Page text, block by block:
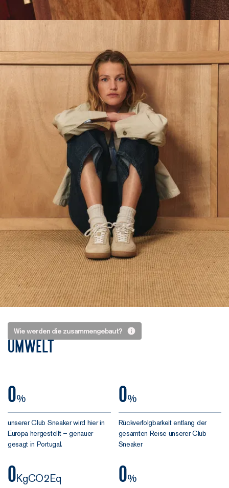
Die Club Sneaker
ersten Tragen an
gut an – und bieten
Wie werden die zusammengebaut?
Das nennt
sich
hält
Die meisten Sneaker,
die auseinanderfallen,
tun das aus einem
Sohle ist nur auf das
Obermaterial geklebt.
Umwelt
0%
unserer Club Sneaker wird hier in
Europa hergestellt – genauer
gesagt in Portugal.
0%
Rückverfolgbarkeit entlang der
gesamten Reise unserer Club
Sneaker
0KgCO2Eq 0%